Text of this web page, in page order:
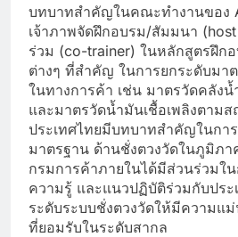
บทบาทสำคัญในคณะทำงานของ
เจ้าภาพจัดฝึกอบรม/สัมมนา
ร่วม (co-trainer) ในหลักสูตรฝึก
ต่างๆ ที่สำคัญ ในการยกระดับมา
ในทางการค้า เช่น มาตรวัดคลัง
และมาตรวัดน้ำมันเชื้อเพลิงตาม
ประเทศไทยมีบทบาทสำคัญในกา
มาตรฐาน ด้านชั่งตวงวัดในภูมิภา
กรมการค้าภายในได้มีส่วนร่วมใ
ความรู้ และแนวปฏิบัติร่วมกับประ
ระดับระบบชั่งตวงวัดให้มีความแ
ที่ยอมรับในระดับสากล